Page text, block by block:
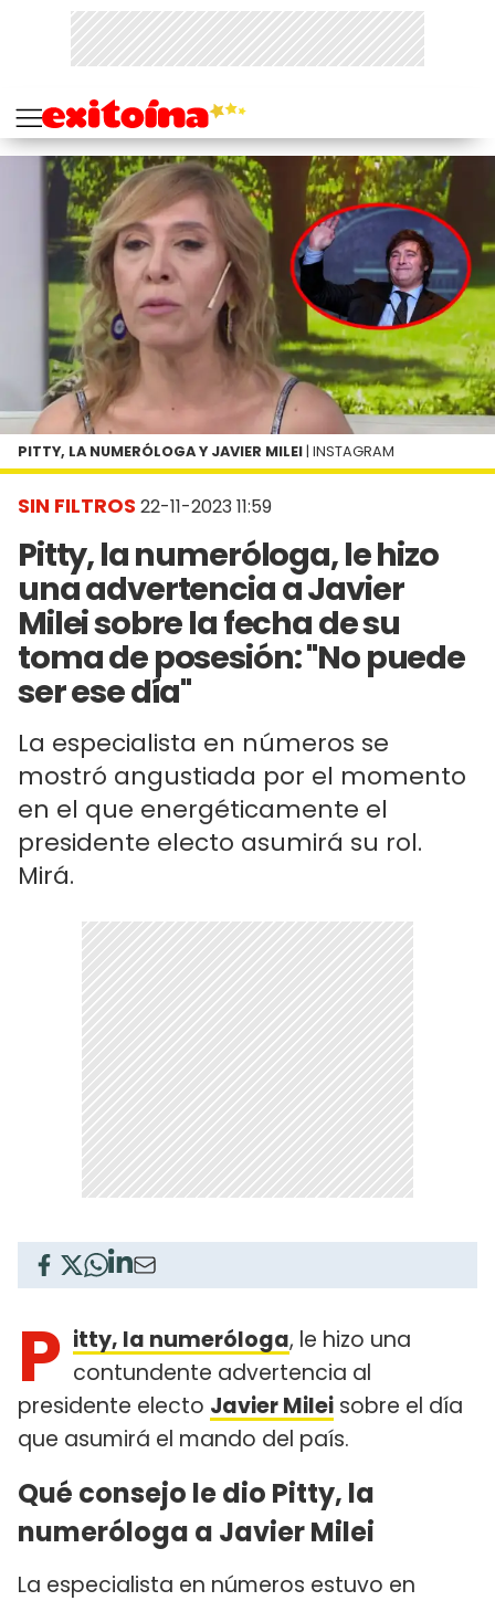
SIN FILTROS 22-11-2023 11:59
Pitty, la numeróloga, le hizo
una advertencia a Javier
Milei sobre la fecha de su
toma de posesión: "No puede
ser ese día"
La especialista en números se
mostró angustiada por el momento
en el que energéticamente el
presidente electo asumirá su rol.
Mirá.
PITTY, LA NUMERÓLOGA Y JAVIER MILEI | INSTAGRAM
P itty, la numeróloga, le hizo una
contundente advertencia al
presidente electo Javier Milei sobre el día
que asumirá el mando del país.
Qué consejo le dio Pitty, la
numeróloga a Javier Milei
La especialista en números estuvo en